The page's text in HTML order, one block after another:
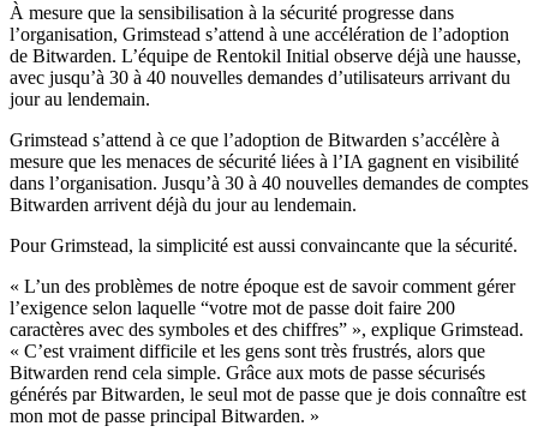
À mesure que la sensibilisation à la sécurité progresse dans
l’organisation, Grimstead s’attend à une accélération de l’adoption
de Bitwarden. L’équipe de Rentokil Initial observe déjà une hausse,
avec jusqu’à 30 à 40 nouvelles demandes d’utilisateurs arrivant du
jour au lendemain.
Grimstead s’attend à ce que l’adoption de Bitwarden s’accélère à
mesure que les menaces de sécurité liées à l’IA gagnent en visibilité
dans l’organisation. Jusqu’à 30 à 40 nouvelles demandes de comptes
Bitwarden arrivent déjà du jour au lendemain.
Pour Grimstead, la simplicité est aussi convaincante que la sécurité.
« L’un des problèmes de notre époque est de savoir comment gérer
l’exigence selon laquelle “votre mot de passe doit faire 200
caractères avec des symboles et des chiffres” », explique Grimstead.
« C’est vraiment difficile et les gens sont très frustrés, alors que
Bitwarden rend cela simple. Grâce aux mots de passe sécurisés
générés par Bitwarden, le seul mot de passe que je dois connaître est
mon mot de passe principal Bitwarden. »